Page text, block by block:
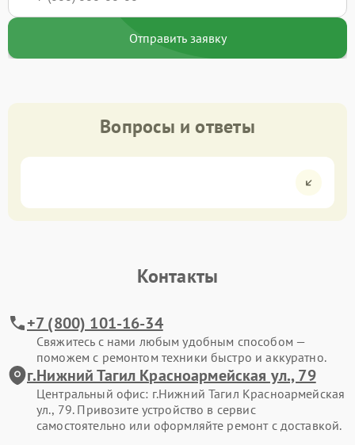
Отправить заявку
Вопросы и ответы
Контакты
+7 (800) 101-16-34
Свяжитесь с нами любым удобным способом —
поможем с ремонтом техники быстро и аккуратно.
г.Нижний Тагил Красноармейская ул., 79
Центральный офис: г.Нижний Тагил Красноармейская
ул., 79. Привозите устройство в сервис
самостоятельно или оформляйте ремонт с доставкой.